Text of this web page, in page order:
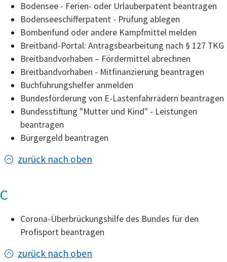
Bodensee - Ferien- oder Urlauberpatent beantragen
Bodenseeschifferpatent - Prüfung ablegen
Bombenfund oder andere Kampfmittel melden
Breitband-Portal: Antragsbearbeitung nach § 127 TKG
Breitbandvorhaben – Fördermittel abrechnen
Breitbandvorhaben - Mitfinanzierung beantragen
Buchführungshelfer anmelden
Bundesförderung von E-Lastenfahrrädern beantragen
Bundesstiftung "Mutter und Kind" - Leistungen
beantragen
Bürgergeld beantragen
zurück nach oben
C
Corona-Überbrückungshilfe des Bundes für den
Profisport beantragen
zurück nach oben